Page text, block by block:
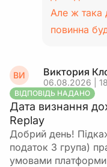
Але ж така
повинна
ВИ Виктория
06.08.2026 |
ВІДПОВІДЬ НАДАНО
Дата визнання
Replay
Добрий день!
податок 3 група)
умовами платформи